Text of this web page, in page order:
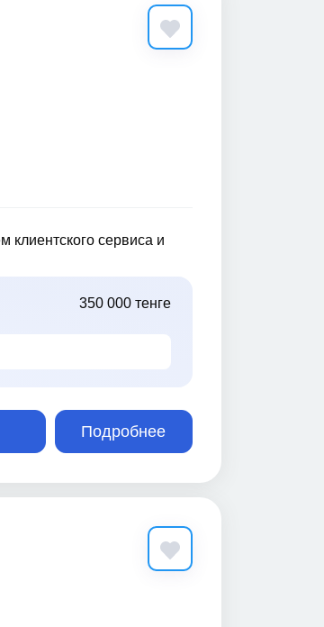
сервиса и
350 000 тенге
Подробнее